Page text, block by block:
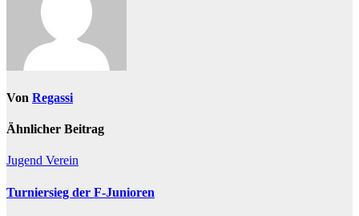
Von Regassi
Ähnlicher Beitrag
Jugend Verein
Turniersieg der F-Junioren